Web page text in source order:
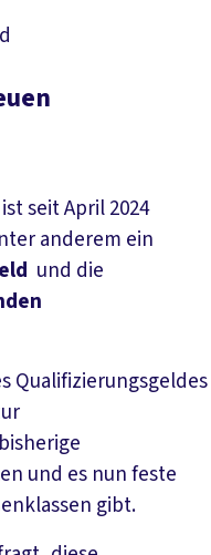
seit April 2024
anderem ein
und die
Qualifizierungsgeldes
und es nun feste
gibt.